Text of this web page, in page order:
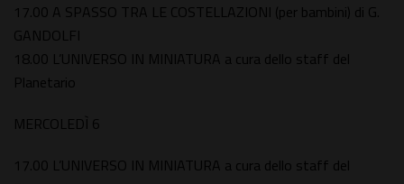
17.00 A SPASSO TRA LE COSTELLAZIONI (per bambini) di G.
GANDOLFI
18.00 L’UNIVERSO IN MINIATURA a cura dello staff del
Planetario
MERCOLEDÌ 6
17.00 L’UNIVERSO IN MINIATURA a cura dello staff del